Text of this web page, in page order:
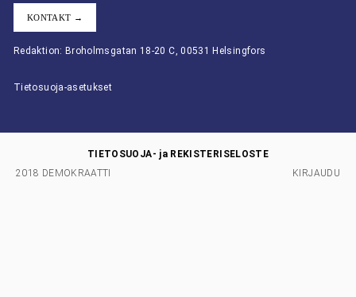
KONTAKT →
Redaktion: Broholmsgatan 18-20 C, 00531 Helsingfors
Tietosuoja-asetukset
2018 DEMOKRAATTI
TIETOSUOJA- ja REKISTERISELOSTE
KIRJAUDU